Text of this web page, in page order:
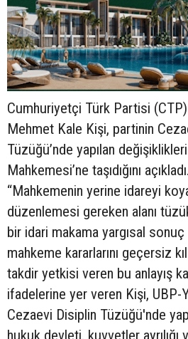
Cumhuriyetçi Türk Partisi
Mehmet Kale Kişi, partinin
Tüzüğü’nde yapılan
Mahkemesi’ne taşıdığını
“Mahkemenin yerine idareyi
düzenlemesi gereken alanı
bir idari makama yargısal
mahkeme kararlarını geçersiz
takdir yetkisi veren bu anlayış
ifadelerine yer veren Kişi, UBP-
Cezaevi Disiplin Tüzüğü'nde